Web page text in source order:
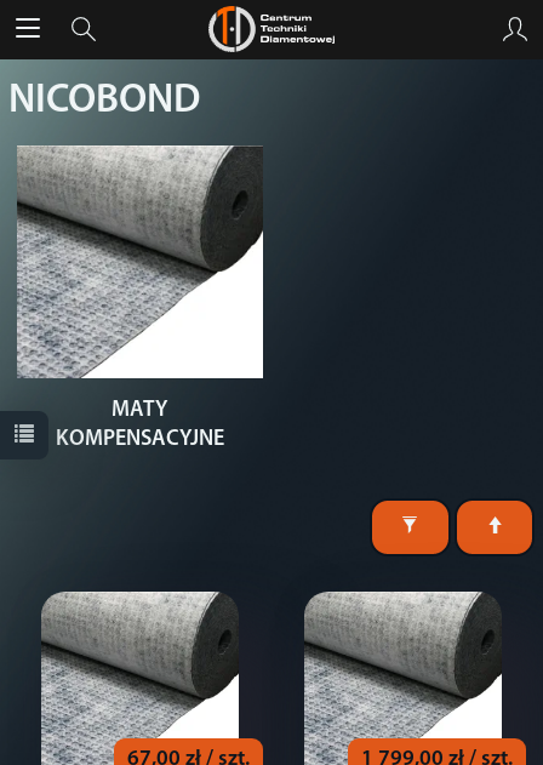
NICOBOND
MATY
KOMPENSACYJNE
67,00 zł / szt. 1 799,00 zł / szt.